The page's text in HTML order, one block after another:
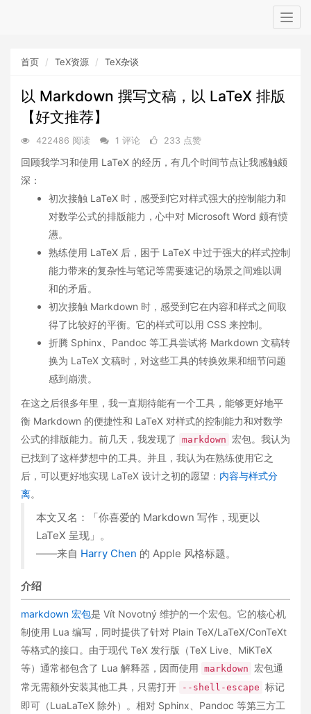
首页 TeX资源 TeX杂谈
以 Markdown 撰写文稿，以 LaTeX 排版
【好文推荐】
422486 阅读 1 评论 233 点赞
回顾我学习和使用 LaTeX 的经历，有几个时间节点让我感触颇
深：
初次接触 LaTeX 时，感受到它对样式强大的控制能力和
对数学公式的排版能力，心中对 Microsoft Word 颇有愤
懑。
熟练使用 LaTeX 后，困于 LaTeX 中过于强大的样式控制
能力带来的复杂性与笔记等需要速记的场景之间难以调
和的矛盾。
初次接触 Markdown 时，感受到它在内容和样式之间取
得了比较好的平衡。它的样式可以用 CSS 来控制。
折腾 Sphinx、Pandoc 等工具尝试将 Markdown 文稿转
换为 LaTeX 文稿时，对这些工具的转换效果和细节问题
感到崩溃。
在这之后很多年里，我一直期待能有一个工具，能够更好地平
衡 Markdown 的便捷性和 LaTeX 对样式的控制能力和对数学
公式的排版能力。前几天，我发现了
markdown
宏包。我认为
已找到了这样梦想中的工具。并且，我认为在熟练使用它之
后，可以更好地实现 LaTeX 设计之初的愿望： 内容与样式分
离。
本文又名：「你喜爱的 Markdown 写作，现更以
LaTeX 呈现」。
——来自 Harry Chen 的 Apple 风格标题。
介绍
markdown 宏包是 Vít Novotný 维护的一个宏包。它的核心机
制使用 Lua 编写，同时提供了针对 Plain TeX/LaTeX/ConTeXt
等格式的接口。由于现代 TeX 发行版（TeX Live、MiKTeX
等）通常都包含了 Lua 解释器，因而使用 markdown
宏包通
常无需额外安装其他工具，只需打开
--shell-escape 标记
即可（LuaLaTeX 除外）。相对 Sphinx、Pandoc 等第三方工